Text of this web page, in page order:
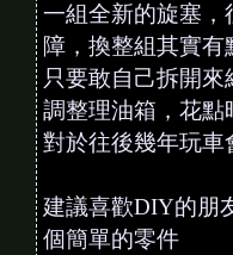
一組全新的旋塞，
障，換整組其實有
只要敢自己拆開
調整理油箱，花點
對於往後幾年玩車
建議喜歡DIY的朋
個簡單的零件